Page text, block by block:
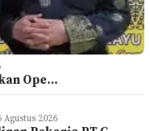
Ope…
Agustus 2026